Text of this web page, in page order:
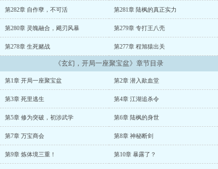
第282章 自作孽，不可活 第281章 陆枫的真正实力
第280章 灵魄融合，飓刃风暴 第279章 专打王八壳
第278章 生死赌战 第277章 程旭猿出关
《玄幻，开局一座聚宝盆》章节目录
第1章 开局一座聚宝盆 第2章 潜入歃血堂
第3章 死里逃生 第4章 江湖追杀令
第5章 修为突破，初涉武学 第6章 陆枫的身世
第7章 万宝商会 第8章 神秘断剑
第9章 炼体境三重！ 第10章 暴露了？